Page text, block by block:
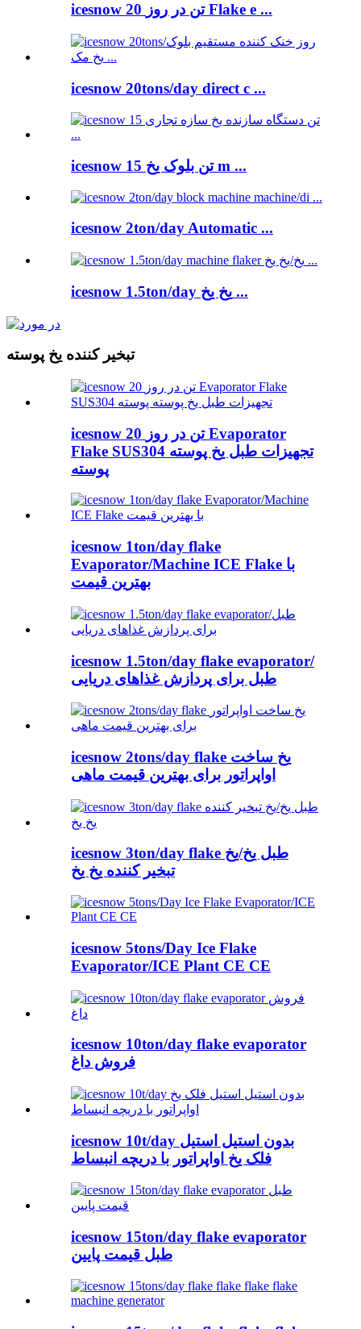
icesnow 20 تن در روز Flake e ...
icesnow 20tons/day direct c ...
icesnow 15 تن بلوک یخ m ...
icesnow 2ton/day Automatic ...
icesnow 1.5ton/day یخ یخ ...
تبخیر کننده یخ پوسته
icesnow 20 تن در روز Evaporator
Flake SUS304 تجهیزات طبل یخ پوسته
پوسته
icesnow 1ton/day flake
Evaporator/Machine ICE Flake با
بهترین قیمت
icesnow 1.5ton/day flake evaporator/
طبل برای پردازش غذاهای دریایی
icesnow 2tons/day flake یخ ساخت
اواپراتور برای بهترین قیمت ماهی
icesnow 3ton/day flake طبل یخ/یخ
تبخیر کننده یخ یخ
icesnow 5tons/Day Ice Flake
Evaporator/ICE Plant CE CE
icesnow 10ton/day flake evaporator
فروش داغ
icesnow 10t/day بدون استیل استیل
فلک یخ اواپراتور با دریچه انبساط
icesnow 15ton/day flake evaporator
طبل قیمت پایین